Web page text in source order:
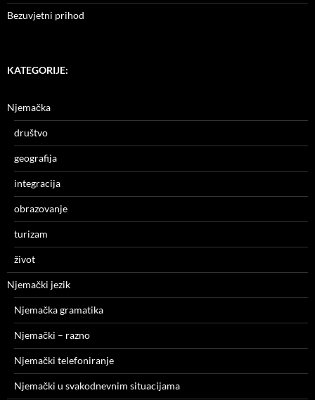
Bezuvjetni prihod
KATEGORIJE:
Njemačka
društvo
geografija
integracija
obrazovanje
turizam
život
Njemački jezik
Njemačka gramatika
Njemački – razno
Njemački telefoniranje
Njemački u svakodnevnim situacijama